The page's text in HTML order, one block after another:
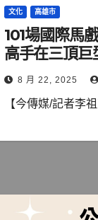
文化 高雄市
101場國際馬
高手在三頂
8 月 22, 2025
【今傳媒/記者李